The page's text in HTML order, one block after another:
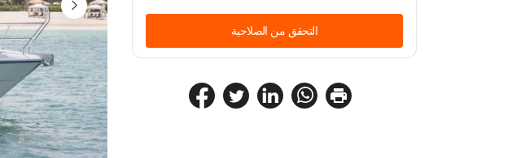
التحقق من الصلاحية